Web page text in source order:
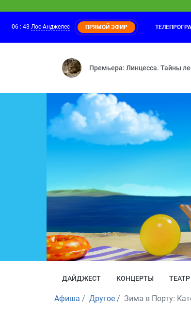
06:05
Барбоскины
06 : 43 Лос-Анджелес ПРЯМОЙ ЭФИР
Премьера: Линцесса. Тайны
ДАЙДЖЕСТ КОНЦЕРТЫ ТЕАТР
Афиша Другое Зима в Порту: